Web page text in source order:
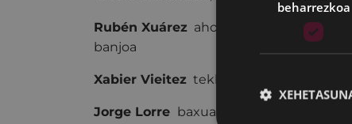
Rubén Xuárez ahotza, gitarra
banjoa
Xabier Vieitez teklatuak, koruak
Jorge Lorre baxua, koruak
beharrezkoa